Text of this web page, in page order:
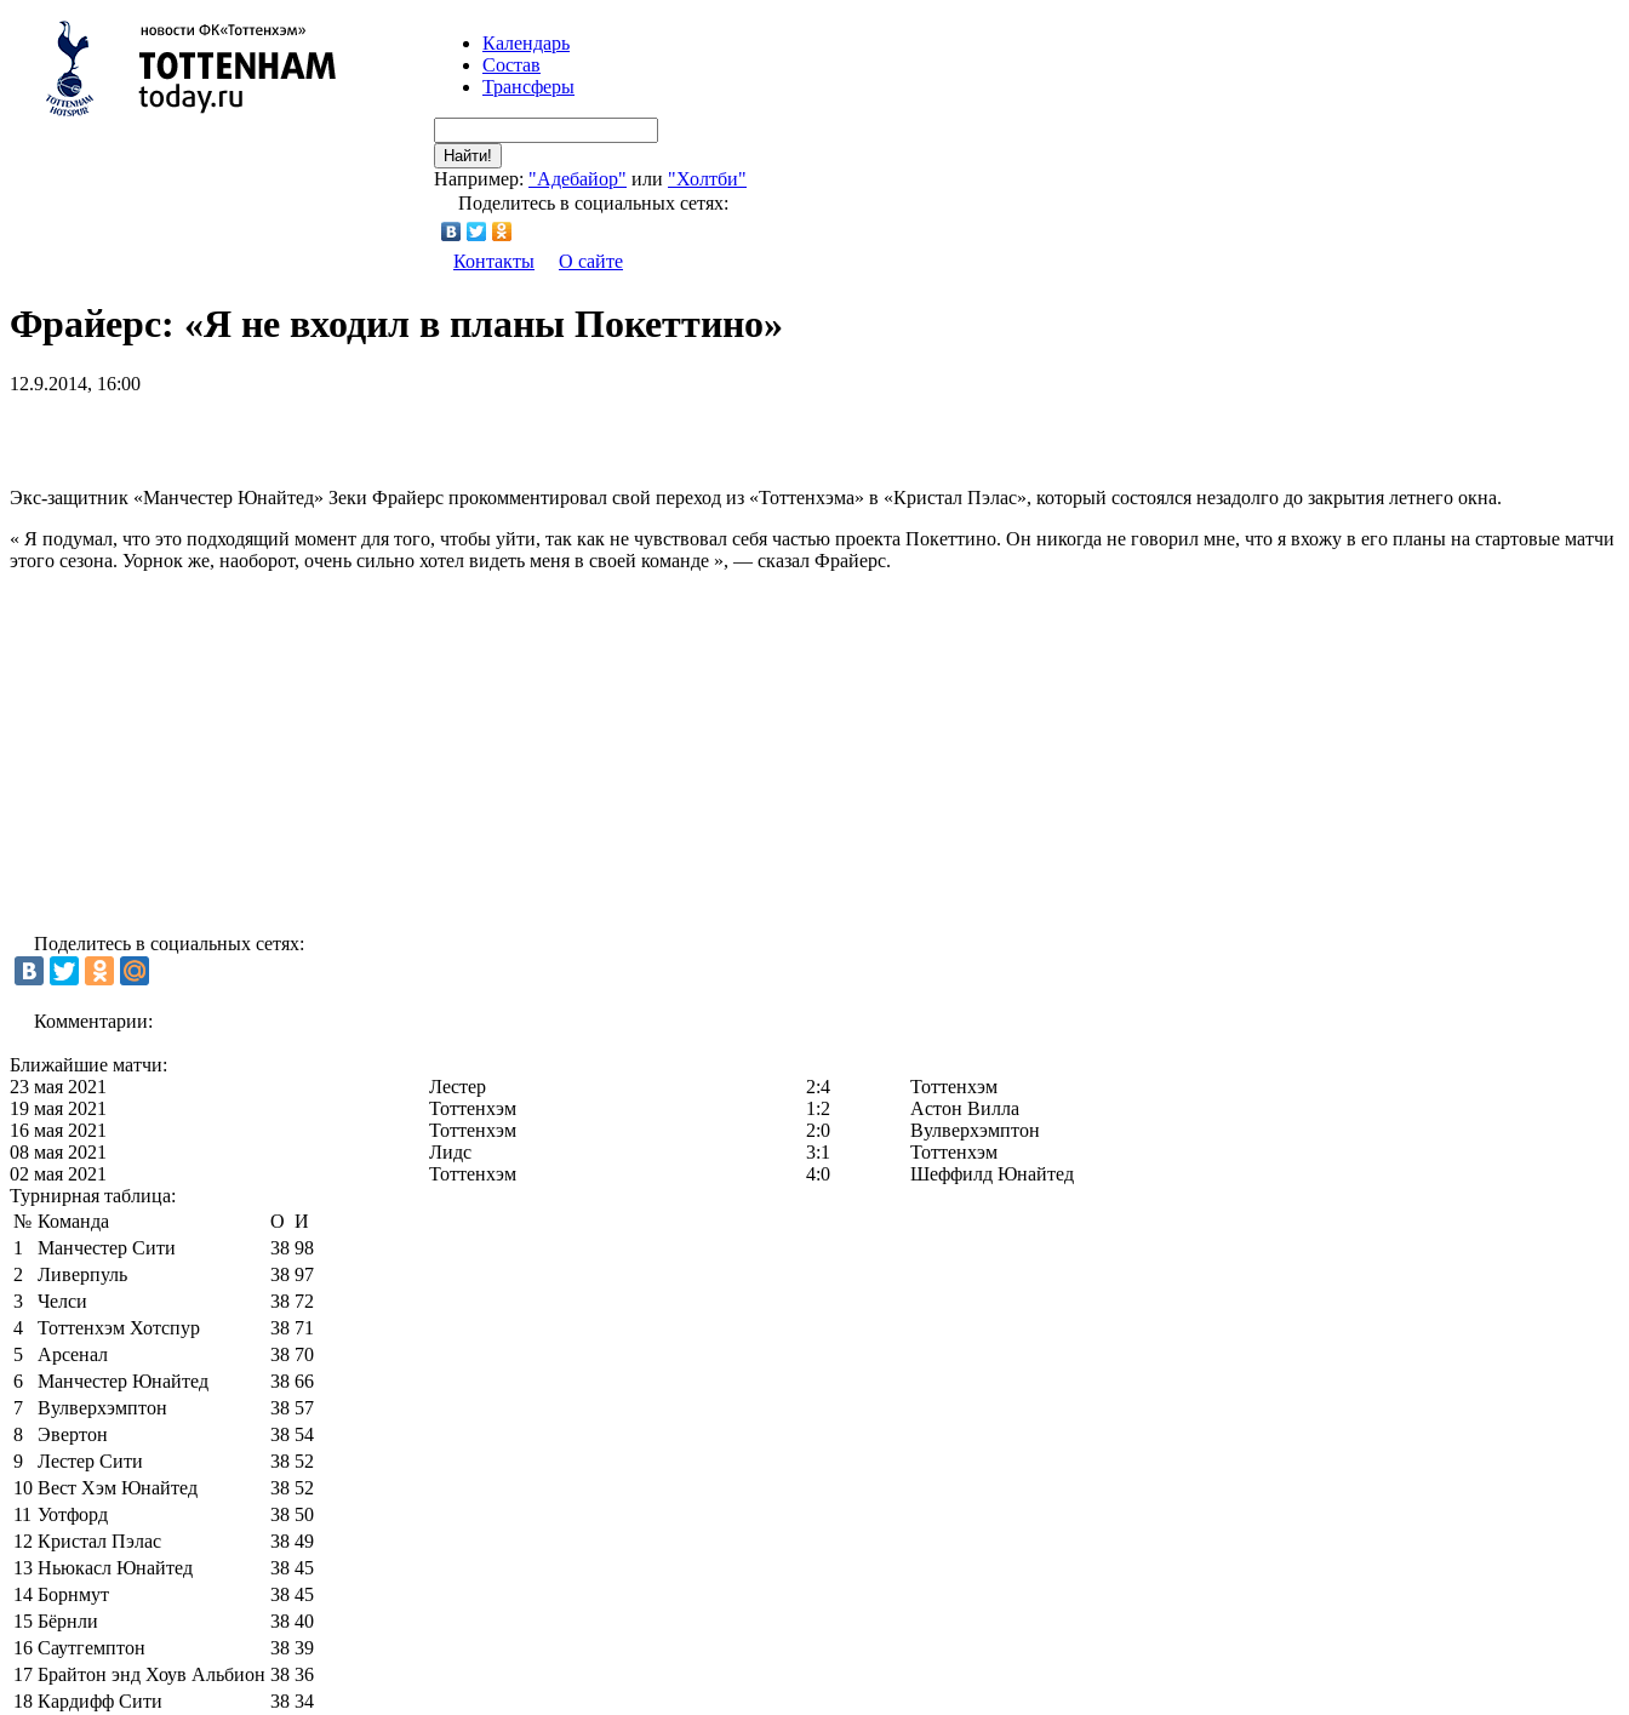
Календарь
Состав
Трансферы
Найти!
Например: "Адебайор" или "Холтби"
Поделитесь в социальных сетях:
Контакты О сайте
Фрайерс: «Я не входил в планы Покеттино»
12.9.2014, 16:00
Экс-защитник «Манчестер Юнайтед» Зеки Фрайерс прокомментировал свой переход из «Тоттенхэма» в «Кристал Пэлас», который состоялся незадолго до закрытия летнего окна.
« Я подумал, что это подходящий момент для того, чтобы уйти, так как не чувствовал себя частью проекта Покеттино. Он никогда не говорил мне, что я вхожу в его планы на стартовые матчи
этого сезона. Уорнок же, наоборот, очень сильно хотел видеть меня в своей команде », — сказал Фрайерс.
Поделитесь в социальных сетях:
Комментарии:
Ближайшие матчи:
23 мая 2021
Лестер 2:4
Тоттенхэм
19 мая 2021
Тоттенхэм 1:2
Астон Вилла
16 мая 2021
Тоттенхэм 2:0
Вулверхэмптон
08 мая 2021
Лидс 3:1
Тоттенхэм
02 мая 2021
Тоттенхэм 4:0
Шеффилд Юнайтед
Турнирная таблица:
№ Команда О И
1
Манчестер Сити 38 98
2
Ливерпуль 38 97
3
Челси 38 72
4
Тоттенхэм Хотспур 38 71
5
Арсенал 38 70
6
Манчестер Юнайтед 38 66
7
Вулверхэмптон 38 57
8
Эвертон 38 54
9
Лестер Сити 38 52
10 Вест Хэм Юнайтед 38 52
11 Уотфорд 38 50
12 Кристал Пэлас 38 49
13 Ньюкасл Юнайтед 38 45
14 Борнмут 38 45
15 Бёрнли 38 40
16 Саутгемптон 38 39
17 Брайтон энд Хоув Альбион 38 36
18 Кардифф Сити 38 34